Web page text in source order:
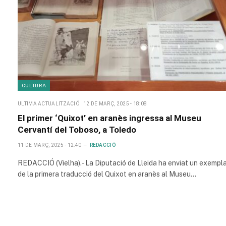
CULTURA
ULTIMA ACTUALITZACIÓ 12 DE MARÇ, 2025 - 18:08
El primer ‘Quixot’ en aranès ingressa al Museu
Cervantí del Toboso, a Toledo
11 DE MARÇ, 2025 - 12:40 REDACCIÓ
REDACCIÓ (Vielha).- La Diputació de Lleida ha enviat un
de la primera traducció del Quixot en aranès al Museu…